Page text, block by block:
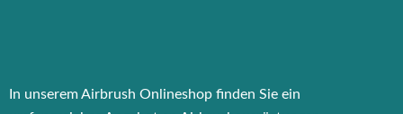
In unserem Airbrush Onlineshop finden Sie ein